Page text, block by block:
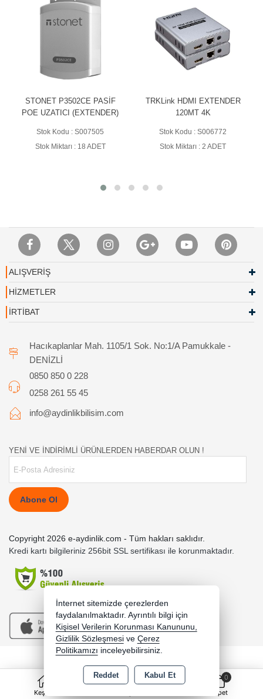
Keşfet
0
Sepet
STONET P3502CE PASİF
POE UZATICI (EXTENDER)
Stok Kodu : S007505
Stok Miktarı : 18 ADET
TRKLink HDMI EXTENDER
120MT 4K
Stok Kodu : S006772
Stok Miktarı : 2 ADET
ALIŞVERİŞ
HİZMETLER
İRTİBAT
Hacıkaplanlar Mah. 1105/1 Sok. No:1/A Pamukkale -
DENİZLİ
0850 850 0 228
0258 261 55 45
info@aydinlikbilisim.com
YENİ VE İNDİRİMLİ ÜRÜNLERDEN HABERDAR OLUN !
Abone Ol
Copyright 2026 e-aydinlik.com - Tüm hakları saklıdır.
Kredi kartı bilgileriniz 256bit SSL sertifikası ile korunmaktadır.
Bu site AKINSOFT E-Ticaret ile hazırlanmıştır.
İnternet sitemizde çerezlerden
faydalanılmaktadır. Ayrıntılı bilgi için
Kişisel Verilerin Korunması Kanununu,
Gizlilik Sözleşmesi ve Çerez
Politikamızı inceleyebilirsiniz.
Reddet Kabul Et